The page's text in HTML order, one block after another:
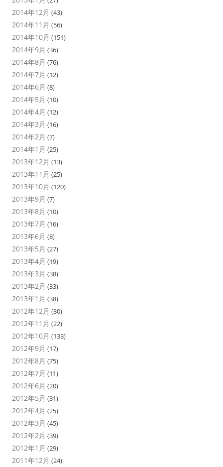
2014年12月 (43)
2014年11月 (56)
2014年10月 (151)
2014年9月 (36)
2014年8月 (76)
2014年7月 (12)
2014年6月 (8)
2014年5月 (10)
2014年4月 (12)
2014年3月 (16)
2014年2月 (7)
2014年1月 (25)
2013年12月 (13)
2013年11月 (25)
2013年10月 (120)
2013年9月 (7)
2013年8月 (10)
2013年7月 (16)
2013年6月 (8)
2013年5月 (27)
2013年4月 (19)
2013年3月 (38)
2013年2月 (33)
2013年1月 (38)
2012年12月 (30)
2012年11月 (22)
2012年10月 (133)
2012年9月 (17)
2012年8月 (75)
2012年7月 (11)
2012年6月 (20)
2012年5月 (31)
2012年4月 (25)
2012年3月 (45)
2012年2月 (39)
2012年1月 (29)
2011年12月 (24)